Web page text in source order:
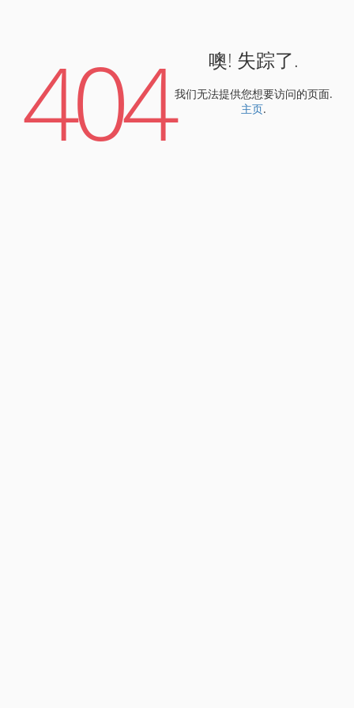
404 噢! 失踪了.
我们无法提供您想要访问的页面.
主页.